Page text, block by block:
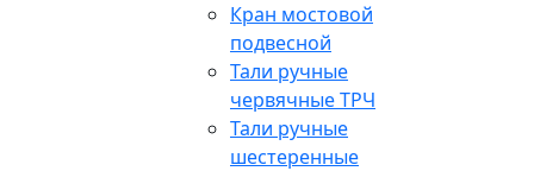
Кран мостовой
подвесной
Тали ручные
червячные ТРЧ
Тали ручные
шестеренные